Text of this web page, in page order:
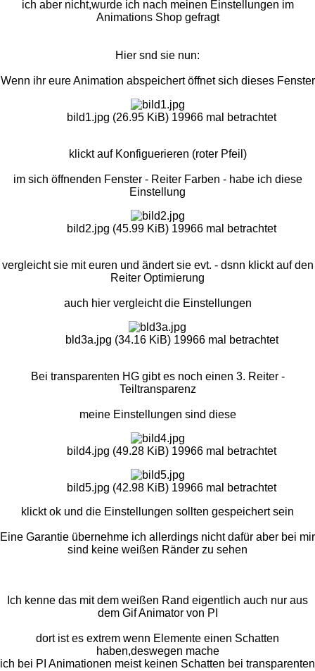
ich aber nicht,wurde ich nach meinen Einstellungen im
Animations Shop gefragt
Hier snd sie nun:
Wenn ihr eure Animation abspeichert öffnet sich dieses Fenster
bild1.jpg (26.95 KiB) 19966 mal betrachtet
klickt auf Konfiguerieren (roter Pfeil)
im sich öffnenden Fenster - Reiter Farben - habe ich diese
Einstellung
bild2.jpg (45.99 KiB) 19966 mal betrachtet
vergleicht sie mit euren und ändert sie evt. - dsnn klickt auf den
Reiter Optimierung
auch hier vergleicht die Einstellungen
bld3a.jpg (34.16 KiB) 19966 mal betrachtet
Bei transparenten HG gibt es noch einen 3. Reiter -
Teiltransparenz
meine Einstellungen sind diese
bild4.jpg (49.28 KiB) 19966 mal betrachtet
bild5.jpg (42.98 KiB) 19966 mal betrachtet
klickt ok und die Einstellungen sollten gespeichert sein
Eine Garantie übernehme ich allerdings nicht dafür aber bei mir
sind keine weißen Ränder zu sehen
Ich kenne das mit dem weißen Rand eigentlich auch nur aus
dem Gif Animator von PI
dort ist es extrem wenn Elemente einen Schatten
haben,deswegen mache
ich bei PI Animationen meist keinen Schatten bei transparenten